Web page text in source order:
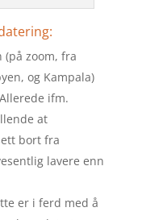
zoom, fra
og Kampala)
ifm.
at
bort fra
lavere enn
er i ferd med å